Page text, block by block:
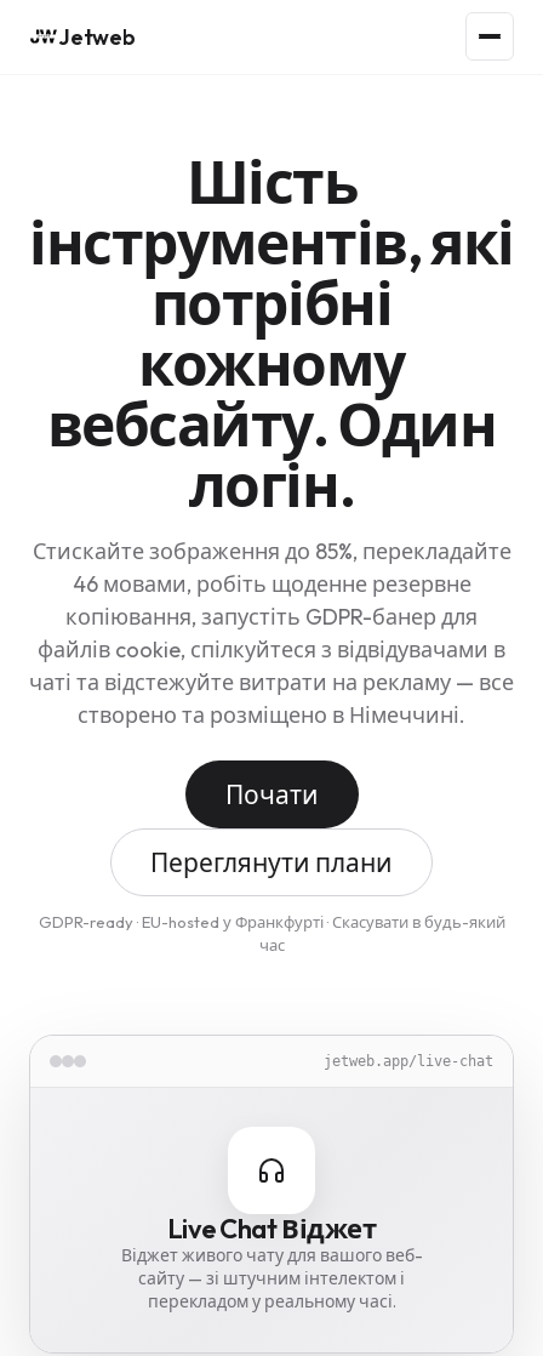
Jetweb
Шість
інструментів, які
потрібні
кожному
вебсайту. Один
логін.
Стискайте зображення до 85%, перекладайте
46 мовами, робіть щоденне резервне
копіювання, запустіть GDPR-банер для
файлів cookie, спілкуйтеся з відвідувачами в
чаті та відстежуйте витрати на рекламу — все
створено та розміщено в Німеччині.
Почати
Переглянути плани
GDPR-ready · EU-hosted у Франкфурті · Скасувати в будь-який
час
jetweb.app/image-optimizer
Image Optimizer
Робіть зображення до 85% меншими —
автоматично.
jetweb.app/translate
Translate
Translate ваш вебсайт 46
мовами.
jetweb.app/cookie-guard
Cookie Guard
GDPR-банер для файлів cookie 62
мовами — готовий до TTDSG.
jetweb.app/live-chat
Live Chat Віджет
Віджет живого чату для вашого веб-
сайту — зі штучним інтелектом і
перекладом у реальному часі.
jetweb.app/backup
Backup Vault
Щоденне зашифроване резервне
копіювання вебсайту — зберігається у
Франкфурті.